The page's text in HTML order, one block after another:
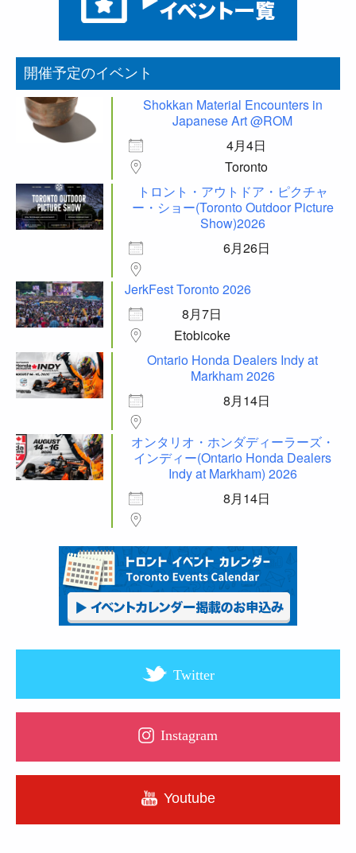
開催予定のイベント
Shokkan Material Encounters in
Japanese Art @ROM
4月4日
Toronto
トロント・アウトドア・ピクチャ
ー・ショー(Toronto Outdoor Picture
Show)2026
6月26日
JerkFest Toronto 2026
8月7日
Etobicoke
Ontario Honda Dealers Indy at
Markham 2026
8月14日
オンタリオ・ホンダディーラーズ・
インディー(Ontario Honda Dealers
Indy at Markham) 2026
8月14日
Twitter
Instagram
Youtube